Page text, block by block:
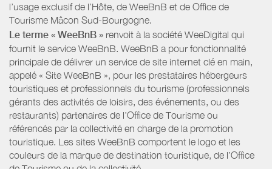
l’usage exclusif de l’Hôte, de WeeBnB et de Office de
Tourisme Mâcon Sud-Bourgogne.
Le terme « WeeBnB » renvoit à la société WeeDigital qui
fournit le service WeeBnB. WeeBnB a pour fonctionnalité
principale de délivrer un service de site internet clé en main,
appelé « Site WeeBnB », pour les prestataires hébergeurs
touristiques et professionnels du tourisme (professionnels
gérants des activités de loisirs, des événements, ou des
restaurants) partenaires de l’Office de Tourisme ou
référencés par la collectivité en charge de la promotion
touristique. Les sites WeeBnB comportent le logo et les
couleurs de la marque de destination touristique, de l’Office